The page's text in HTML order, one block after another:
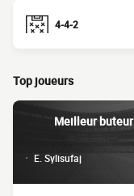
4-4-2
Top joueurs
Meilleur buteur
E. Sylisufaj